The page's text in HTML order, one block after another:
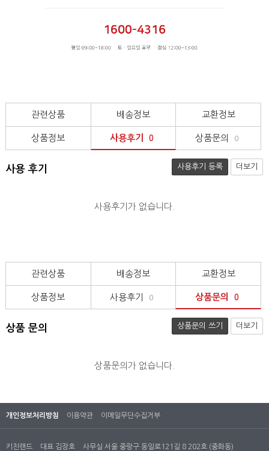
관련상품 배송정보 교환정보
상품정보 사용후기 0 상품문의 0
사용 후기 사용후기 등록 더보기
사용후기가 없습니다.
관련상품 배송정보 교환정보
상품정보 사용후기 0 상품문의 0
상품 문의 상품문의 쓰기 더보기
상품문의가 없습니다.
개인정보처리방침 이용약관 이메일무단수집거부
키친랜드 대표 김장호 사무실 서울 중랑구 동일로121길 8 202호 (중화동)